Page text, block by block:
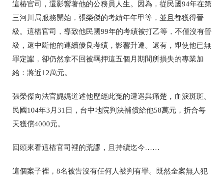
這樁官司，還影響著他的公務員人生。因為，從民國94年在第
三河川局服務開始，張榮傑的考績年年甲等，並且都獲得晉
級。這樁官司，導致他民國99年的考績被打乙等，不僅沒有晉
級，還中斷他的連續優良考績，影響升遷。還有，即使他已無
罪定讞，卻仍然拿不回被羈押這五個月期間所損失的專業加
給：將近12萬元。
張榮傑向法官娓娓道述他歷經此冤的遭遇與痛楚，血淚斑斑。
民國104年3月31日，台中地院判決補償給他58萬元，折合每
天獲償4000元。
回頭來看這樁官司裡的荒謬，且持續迄今……
這個案子裡，8名被告沒有任何人被判有罪。既然全案無人犯